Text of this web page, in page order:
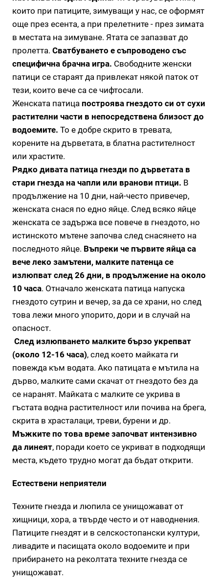
които при патиците, зимуващи у нас, се оформят
още през есента, а при прелетните - през зимата
в местата на зимуване. Ятата се запазват до
пролетта. Сватбуването е съпроводено със
специфична брачна игра. Свободните женски
патици се стараят да привлекат някой паток от
тези, които вече са се чифтосали.
Женската патица построява гнездото си от сухи
растителни части в непосредствена близост до
водоемите. То е добре скрито в тревата,
корените на дърветата, в блатна растителност
или храстите.
Рядко дивата патица гнезди по дърветата в
стари гнезда на чапли или вранови птици. В
продължение на 10 дни, най-често привечер,
женската снася по едно яйце. След всяко яйце
женската се задържа все повече в гнездото, но
истинското мътене започва след снасянето на
последното яйце. Въпреки че първите яйца са
вече леко замътени, малките патенца се
излюпват след 26 дни, в продължение на около
10 часа. Отначало женската патица напуска
гнездото сутрин и вечер, за да се храни, но след
това лежи много упорито, дори и в случай на
опасност.
След излюпването малките бързо укрепват
(около 12-16 часа), след което майката ги
повежда към водата. Ако патицата е мътила на
дърво, малките сами скачат от гнездото без да
се наранят. Майката с малките се укрива в
гъстата водна растителност или почива на брега,
скрита в храсталаци, треви, бурени и др.
Мъжките по това време започват интензивно
да линеят, поради което се укриват в подходящи
места, където трудно могат да бъдат открити.
Естествени неприятели
Техните гнезда и люпила се унищожават от
хищници, хора, а твърде често и от наводнения.
Патиците гнездят и в селскостопански култури,
ливадите и пасищата около водоемите и при
прибирането на реколтата техните гнезда се
унищожават.